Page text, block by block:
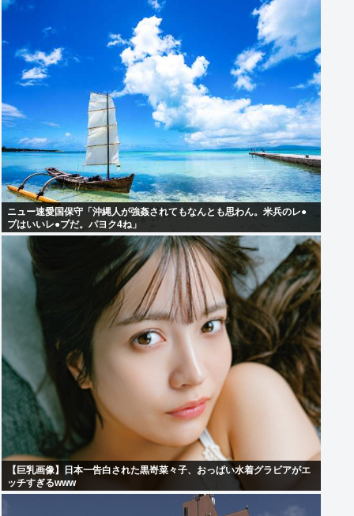
ニュー速愛国保守「沖縄人が強姦されてもなんとも思わん。米兵のレ●
プはいいレ●プだ。パヨク4ね」
【巨乳画像】日本一告白された黒嵜菜々子、おっぱい水着グラビアがエ
ッチすぎるwww